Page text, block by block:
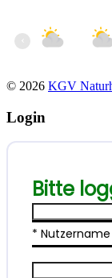
‹
© 2026 KGV
Login
Bitte
* Nutzername